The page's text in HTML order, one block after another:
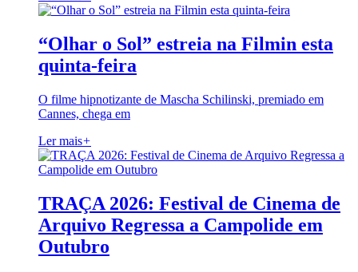
“Olhar o Sol” estreia na Filmin esta
quinta-feira
O filme hipnotizante de Mascha Schilinski, premiado em
Cannes, chega em
Ler mais+
TRAÇA 2026: Festival de Cinema de
Arquivo Regressa a Campolide em
Outubro